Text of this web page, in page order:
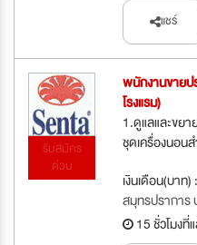
แชร์
รับสมัคร
ด่วน
พนักงานขายป
โรงแรม)
1.ดูแลและขยา
ชุดเครื่องนอน
เงินเดือน(บา
สมุทรปราการ
15 ชั่วโมงที่